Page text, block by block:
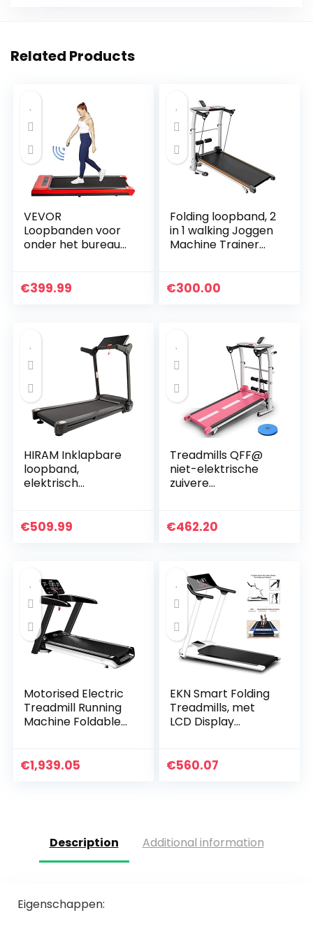
Related Products
VEVOR
Loopbanden voor
onder het bureau
hardlopen, Led-
€399.99
Folding loopband, 2
in 1 walking Joggen
Machine Trainer
met
€300.00
HIRAM Inklapbare
loopband,
elektrisch
speedrunner met
€509.99
Treadmills QFF@
niet-elektrische
zuivere
multifunctionele
€462.20
Motorised Electric
Treadmill Running
Machine Foldable
Fitness Equipment
€1,939.05
EKN Smart Folding
Treadmills, met
LCD Display
met
€560.07
Description Additional information
Eigenschappen: